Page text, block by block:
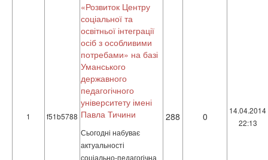
1 f51b5788
«Розвиток Центру
соціальної та
освітньої інтеграції
осіб з особливими
потребами» на базі
Уманського
державного
педагогічного
університету імені
Павла Тичини
Сьогодні набуває
актуальності
соціально-педагогічна
288 0
14.04.2014
22:13